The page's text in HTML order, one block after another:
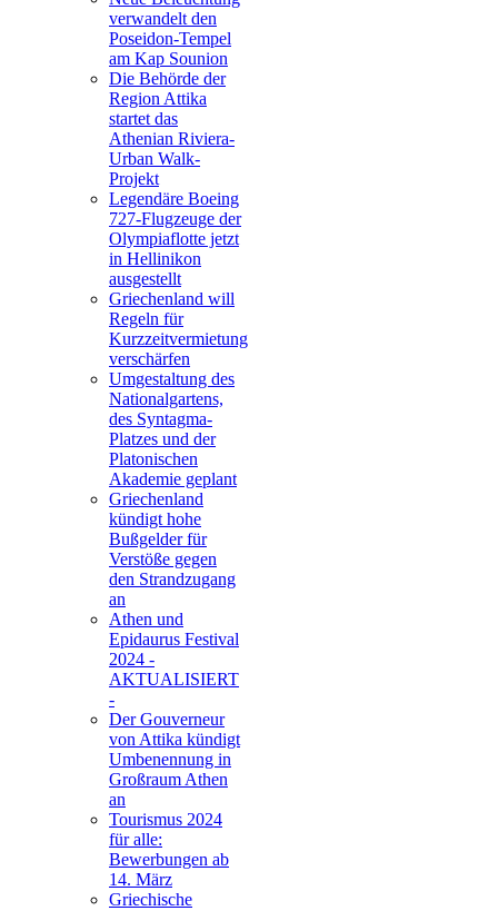
verwandelt den
Poseidon-Tempel
am Kap Sounion
Die Behörde der
Region Attika
startet das
Athenian Riviera-
Urban Walk-
Projekt
Legendäre Boeing
727-Flugzeuge der
Olympiaflotte jetzt
in Hellinikon
ausgestellt
Griechenland will
Regeln für
Kurzzeitvermietung
verschärfen
Umgestaltung des
Nationalgartens,
des Syntagma-
Platzes und der
Platonischen
Akademie geplant
Griechenland
kündigt hohe
Bußgelder für
Verstöße gegen
den Strandzugang
an
Athen und
Epidaurus Festival
2024 -
AKTUALISIERT
-
Der Gouverneur
von Attika kündigt
Umbenennung in
Großraum Athen
an
Tourismus 2024
für alle:
Bewerbungen ab
14. März
Griechische